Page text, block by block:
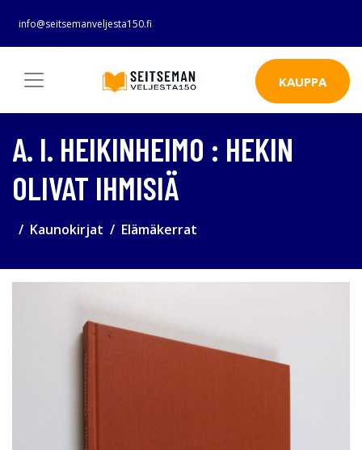
info@seitsemanveljesta150.fi
KAUPPA
A. I. HEIKINHEIMO : HEKIN
OLIVAT IHMISIÄ
Kaunokirjat Elämäkerrat